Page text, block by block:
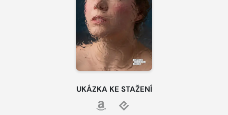
UKÁZKA KE STAŽENÍ